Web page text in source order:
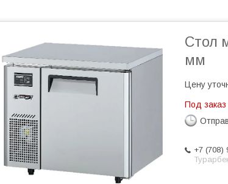
Стол
мм
Цену
Под заказ
+7 (708)